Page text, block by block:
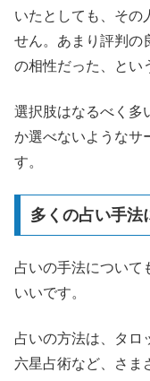
いたとしても、その
せん。あまり評判の
の相性だった、とい
選択肢はなるべく多
か選べないようなサ
す。
多くの占い手法
占いの手法について
いいです。
占いの方法は、タロ
六星占術など、さま